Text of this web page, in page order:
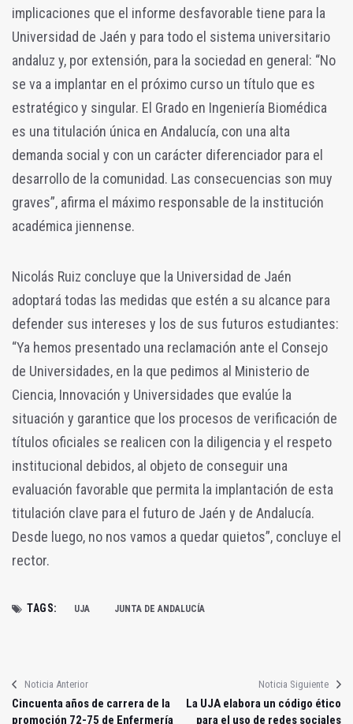
implicaciones que el informe desfavorable tiene para la
Universidad de Jaén y para todo el sistema universitario
andaluz y, por extensión, para la sociedad en general: “No
se va a implantar en el próximo curso un título que es
estratégico y singular. El Grado en Ingeniería Biomédica
es una titulación única en Andalucía, con una alta
demanda social y con un carácter diferenciador para el
desarrollo de la comunidad. Las consecuencias son muy
graves”, afirma el máximo responsable de la institución
académica jiennense.
Nicolás Ruiz concluye que la Universidad de Jaén
adoptará todas las medidas que estén a su alcance para
defender sus intereses y los de sus futuros estudiantes:
“Ya hemos presentado una reclamación ante el Consejo
de Universidades, en la que pedimos al Ministerio de
Ciencia, Innovación y Universidades que evalúe la
situación y garantice que los procesos de verificación de
títulos oficiales se realicen con la diligencia y el respeto
institucional debidos, al objeto de conseguir una
evaluación favorable que permita la implantación de esta
titulación clave para el futuro de Jaén y de Andalucía.
Desde luego, no nos vamos a quedar quietos”, concluye el
rector.
TAGS: UJA JUNTA DE ANDALUCÍA
Noticia Anterior
Cincuenta años de carrera de la
promoción 72-75 de Enfermería
Noticia Siguiente
La UJA elabora un código ético
para el uso de redes sociales